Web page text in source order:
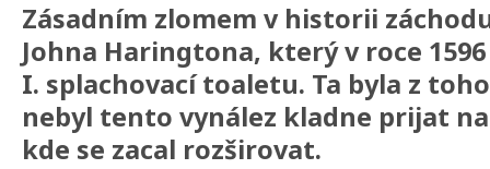
Zásadním zlomem v historii
Johna Haringtona, který v roce
I. splachovací toaletu. Ta byla z
nebyl tento vynález kladne prijat
kde se zacal rozširovat.